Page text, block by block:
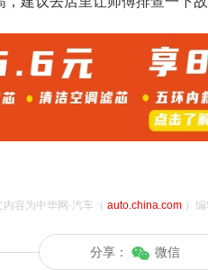
内容为中华网·汽车（ auto.china.com）编
分享： 微信